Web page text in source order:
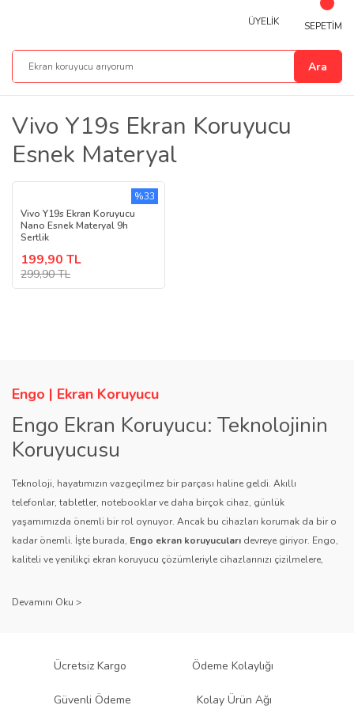
Ara
ÜYELİK SEPETİM
Vivo Y19s Ekran Koruyucu
Esnek Materyal
Vivo Y19s Ekran Koruyucu
Nano Esnek Materyal 9h
Sertlik
199,90 TL
299,90 TL
%33
Engo | Ekran Koruyucu
Engo Ekran Koruyucu: Teknolojinin
Koruyucusu
Teknoloji, hayatımızın vazgeçilmez bir parçası haline geldi. Akıllı
telefonlar, tabletler, notebooklar ve daha birçok cihaz, günlük
yaşamımızda önemli bir rol oynuyor. Ancak bu cihazları korumak da bir o
kadar önemli. İşte burada, Engo ekran koruyucuları devreye giriyor. Engo,
kaliteli ve yenilikçi ekran koruyucu çözümleriyle cihazlarınızı çizilmelere,
sağlıyor.
Engo ekran koruyucuları
, uzun yıllara dayanan tecrübesi ve teknolojiye
ürününü titiz bir kalite kontrol sürecinden geçirir. Kullanıcı dostu tasarımı
Ücretsiz Kargo Ödeme Kolaylığı
Güvenli Ödeme Kolay Ürün Ağı